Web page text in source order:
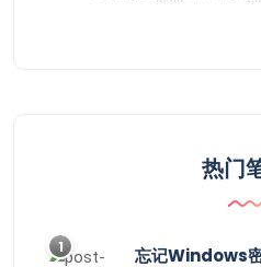
热门
1 忘记Windows